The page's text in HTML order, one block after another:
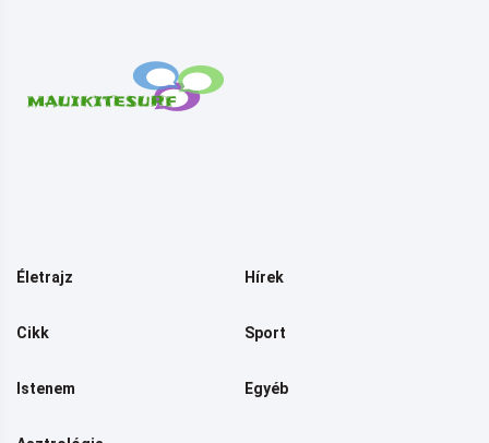
Életrajz Hírek
Cikk Sport
Istenem Egyéb